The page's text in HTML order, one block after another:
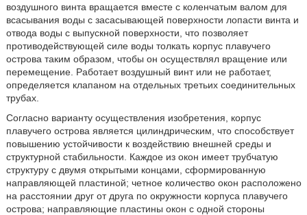
воздушного винта вращается вместе с коленчатым валом для
всасывания воды с засасывающей поверхности лопасти винта и
отвода воды с выпускной поверхности, что позволяет
противодействующей силе воды толкать корпус плавучего
острова таким образом, чтобы он осуществлял вращение или
перемещение. Работает воздушный винт или не работает,
определяется клапаном на отдельных третьих соединительных
трубах.
Согласно варианту осуществления изобретения, корпус
плавучего острова является цилиндрическим, что способствует
повышению устойчивости к воздействию внешней среды и
структурной стабильности. Каждое из окон имеет трубчатую
структуру с двумя открытыми концами, сформированную
направляющей пластиной; четное количество окон расположено
на расстоянии друг от друга по окружности корпуса плавучего
острова; направляющие пластины окон с одной стороны